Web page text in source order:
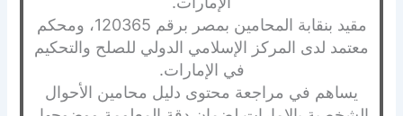
مقيد بنقابة المحامين بمصر برقم 120365، ومحكم
معتمد لدى المركز الإسلامي الدولي للصلح والتحكيم
في الإمارات.
يساهم في مراجعة محتوى دليل محامين الأحوال